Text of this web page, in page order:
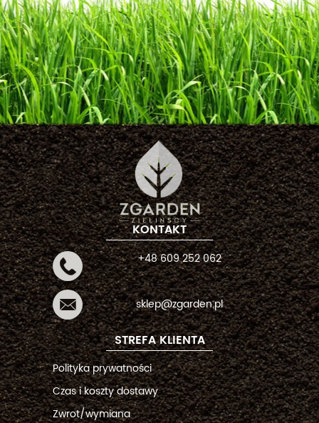
KONTAKT
+48 609 252 062
sklep@zgarden.pl
STREFA KLIENTA
Polityka prywatności
Czas i koszty dostawy
Zwrot/wymiana